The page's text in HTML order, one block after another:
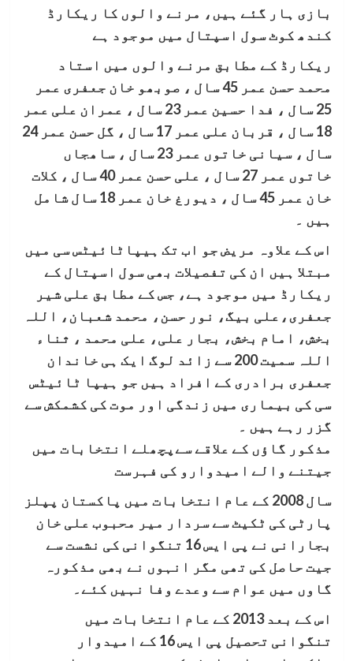
بازی ہار گئے ہیں، مرنے والوں کا ریکارڈ
کندھ کوٹ سول اسپتال میں موجود ہے
ریکارڈ کے مطابق مرنے والوں میں استاد
محمد حسن عمر 45 سال ، صوبھو خان جعفری عمر
25 سال ، فدا حسین عمر 23 سال ، عمران علی عمر
18 سال ، قربان علی عمر 17 سال ، گل حسن عمر 24
سال ، سیانی خاتوں عمر 23 سال ، ساھجاں
خاتوں عمر 27 سال ، علی حسن عمر 40 سال ، کلات
خان عمر 45 سال ، دیورغ خان عمر 18 سال شامل
ہیں ۔
اس کے علاوہ مریض جو اب تک ہیپاٹائیٹس سی میں
مبتلا ہیں ان کی تفصیلات بھی سول اسپتال کے
ریکارڈ میں موجود ہے، جس کے مطابق علی شیر
جعفری،علی بیگ، نور حسن، محمد شعبان، اللہ
بخش، امام بخش، بجار علی، علی محمد ، ثناء
اللہ سمیت 200 سے زائد لوگ ایک ہی خاندان
جعفری برادری کے افراد ہیں جو ہیپا ٹائیٹس
سی کی بیماری میں زندگی اور موت کی کشمکش سے
گزر رہے ہیں ۔
مذکور گاؤں کے علاقے سےپچھلے انتخابات میں
جیتنے والے امیدوارو کی فہرست
سال 2008 کے عام انتخابات میں پاکستان پپلز
پارٹی کی ٹکیٹ سے سردار میر محبوب علی خان
بجارانی نے پی ایس 16 تنگوانی کی نشست سے
جیت حاصل کی تھی مگر انہوں نے بھی مذکورہ
گاوں میں عوام سے وعدے وفا نہیں کئے۔
اس کے بعد 2013 کے عام انتخابات میں
تنگوانی تحصیل پی ایس 16 کے امیدوار